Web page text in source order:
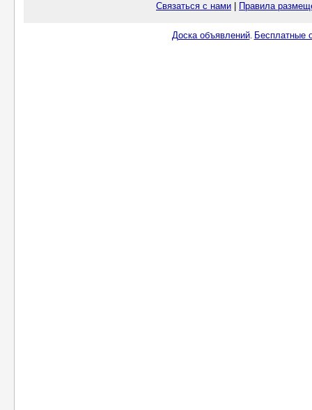
Связаться с нами Правила
Доска объявлений. Бесплатные